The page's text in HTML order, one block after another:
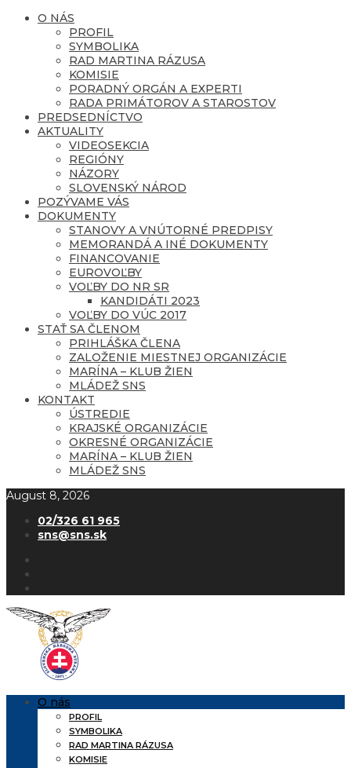
O NÁS
PROFIL
SYMBOLIKA
RAD MARTINA RÁZUSA
KOMISIE
PORADNÝ ORGÁN A EXPERTI
RADA PRIMÁTOROV A STAROSTOV
PREDSEDNÍCTVO
AKTUALITY
VIDEOSEKCIA
REGIÓNY
NÁZORY
SLOVENSKÝ NÁROD
POZÝVAME VÁS
DOKUMENTY
STANOVY A VNÚTORNÉ PREDPISY
MEMORANDÁ A INÉ DOKUMENTY
FINANCOVANIE
EUROVOĽBY
VOĽBY DO NR SR
KANDIDÁTI 2023
VOĽBY DO VÚC 2017
STAŤ SA ČLENOM
PRIHLÁŠKA ČLENA
ZALOŽENIE MIESTNEJ ORGANIZÁCIE
MARÍNA – KLUB ŽIEN
MLÁDEŽ SNS
KONTAKT
ÚSTREDIE
KRAJSKÉ ORGANIZÁCIE
OKRESNÉ ORGANIZÁCIE
MARÍNA – KLUB ŽIEN
MLÁDEŽ SNS
August 8, 2026
02/326 61 965
sns@sns.sk
O nás
PROFIL
SYMBOLIKA
RAD MARTINA RÁZUSA
KOMISIE